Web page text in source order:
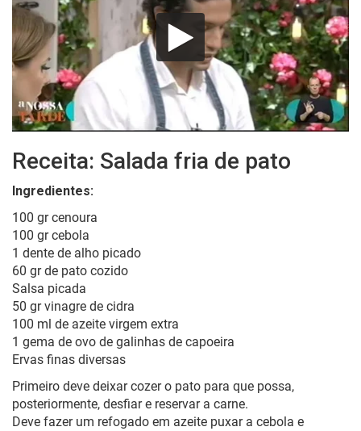
Receita: Salada fria de pato
Ingredientes:
100 gr cenoura
100 gr cebola
1 dente de alho picado
60 gr de pato cozido
Salsa picada
50 gr vinagre de cidra
100 ml de azeite virgem extra
1 gema de ovo de galinhas de capoeira
Ervas finas diversas
Primeiro deve deixar cozer o pato para que possa,
posteriormente, desfiar e reservar a carne.
Deve fazer um refogado em azeite puxar a cebola e